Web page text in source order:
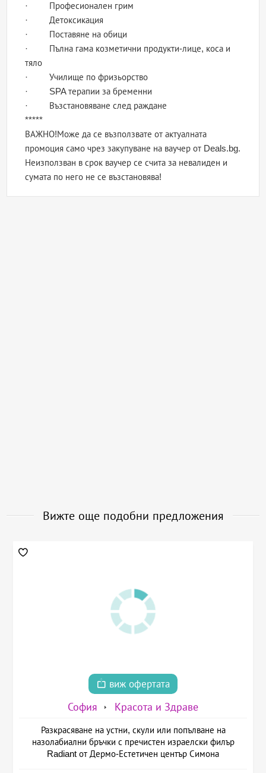
· Професионален грим
· Детоксикация
· Поставяне на обици
· Пълна гама козметични продукти-лице, коса и
тяло
· Училище по фризьорство
· SPA терапии за бременни
· Възстановяване след раждане
*****
ВАЖНО!Може да се възползвате от актуалната
промоция само чрез закупуване на ваучер от Deals.bg.
Неизползван в срок ваучер се счита за невалиден и
сумата по него не се възстановява!
Вижте още подобни предложения
виж офертата
София Красота и Здраве
Разкрасяване на устни, скули или попълване на
назолабиални бръчки с пречистен израелски филър
Radiant от Дермо-Естетичен център Симона